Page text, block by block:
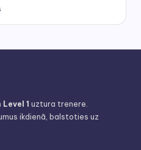
1 uztura trenere.
ikdienā, balstoties uz